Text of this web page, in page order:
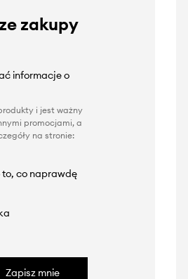
zakupy
informacje o
i jest ważny
promocjami, a
na stronie:
to, co naprawdę
Zapisz mnie